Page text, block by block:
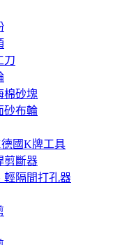
刀
棉砂塊
砂布輪
國K牌工具
剪斷器
輕隔間打孔器